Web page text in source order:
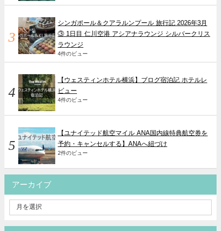
シンガポール＆クアラルンプール 旅行記 2026年3月
③ 1日目 仁川空港 アシアナラウンジ シルバークリス
ラウンジ
4件のビュー
【ウェスティンホテル横浜】ブログ宿泊記 ホテルレ
ビュー
4件のビュー
【ユナイテッド航空マイル ANA国内線特典航空券を
予約・キャンセルする】ANAへ紐づけ
2件のビュー
アーカイブ